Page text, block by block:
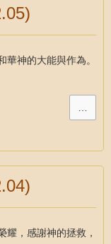
神的大能與作為。
…
耀，感謝神的拯救，